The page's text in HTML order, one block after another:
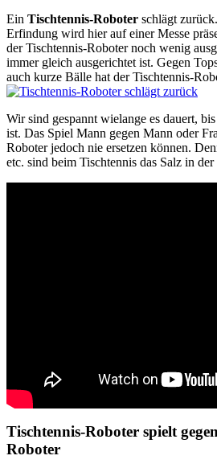
Ein Tischtennis-Roboter schlägt
Erfindung wird hier auf einer Messe
der Tischtennis-Roboter noch wenig
immer gleich ausgerichtet ist. Gegen
auch kurze Bälle hat der Tischtennis-
Wir sind gespannt wielange es dauert,
ist. Das Spiel Mann gegen Mann oder
Roboter jedoch nie ersetzen können.
etc. sind beim Tischtennis das Salz in der
Tischtennis-Roboter spielt
Roboter